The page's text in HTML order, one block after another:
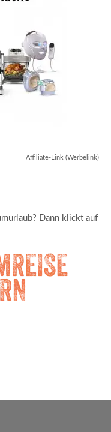
Affiliate-Link (Werbelink)
Dann klickt auf